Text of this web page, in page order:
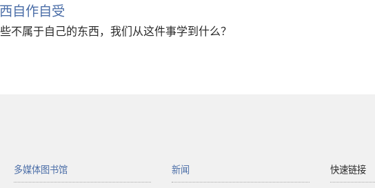
自作自受
不属于自己的东西，我们从这件事学到什么？
多媒体图书馆 新闻 快速链接